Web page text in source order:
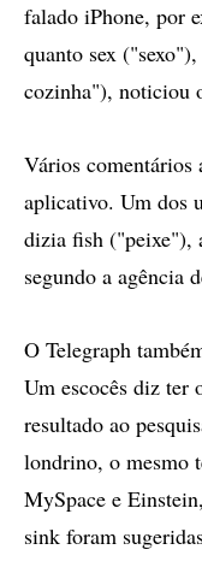
falado iPhone, por
quanto sex
cozinha"), noticiou
Vários comentários
aplicativo. Um dos
dizia fish ("peixe"),
segundo a agência
O Telegraph
Um escocês diz ter
resultado ao
londrino, o mesmo
MySpace e
sink foram